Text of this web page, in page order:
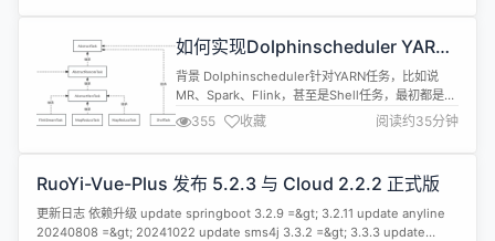
#16598 添加 useXsForTemplate 试用性字段、去
如何实现Dolphinscheduler YARN
Task状态跟踪？
背景 Dolphinscheduler针对YARN任务，比如说
MR、Spark、Flink，甚至是Shell任务，最初都是会
判断如果有YARN任务，解析到applicationId。这样
就会不单单以判断客户端进程为单一判断依据，还要
根据YARN状态进行最终的Dolphinscheduler任务
向往，现在已经是半成...
355 收藏 阅读约35分钟
RuoYi-Vue-Plus 发布 5.2.3 与 Cloud 2.2.2 正式版
更新日志 依赖升级 update springboot 3.2.9 =&gt; 3.2.11 update anyline
20240808 =&gt; 20241022 update sms4j 3.3.2 =&gt; 3.3.3 update